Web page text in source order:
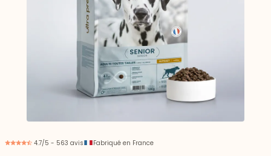
4.7/5 - 563 avis Fabriqué en France